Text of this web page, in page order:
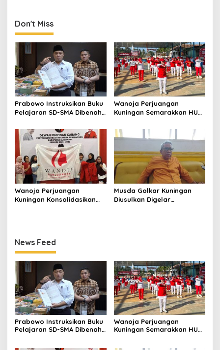
Don't Miss
Prabowo Instruksikan Buku
Pelajaran SD-SMA Dibenahi,
sebagai Referensi
Wanoja Perjuangan
Kuningan Semarakkan HUT
Perempuan Harus Sehat
dan Berdaya
Wanoja Perjuangan
Kuningan Konsolidasikan
Musda Golkar Kuningan
Diusulkan Digelar
News Feed
Prabowo Instruksikan Buku
Pelajaran SD-SMA Dibenahi,
Wanoja Perjuangan
Kuningan Semarakkan HUT